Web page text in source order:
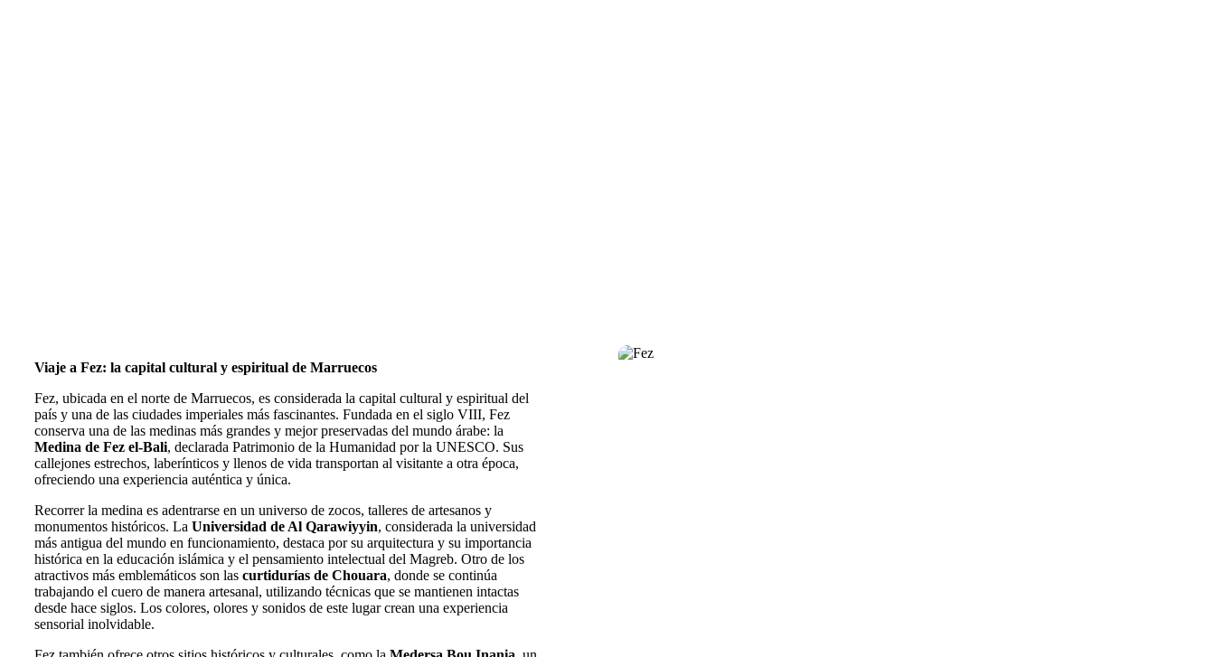
Viaje a Fez: la capital cultural y espiritual de Marruecos
Fez, ubicada en el norte de Marruecos, es considerada la capital cultural y espiritual del
país y una de las ciudades imperiales más fascinantes. Fundada en el siglo VIII, Fez
conserva una de las medinas más grandes y mejor preservadas del mundo árabe: la
Medina de Fez el-Bali, declarada Patrimonio de la Humanidad por la UNESCO. Sus
callejones estrechos, laberínticos y llenos de vida transportan al visitante a otra época,
ofreciendo una experiencia auténtica y única.
Recorrer la medina es adentrarse en un universo de zocos, talleres de artesanos y
monumentos históricos. La Universidad de Al Qarawiyyin, considerada la universidad
más antigua del mundo en funcionamiento, destaca por su arquitectura y su importancia
histórica en la educación islámica y el pensamiento intelectual del Magreb. Otro de los
atractivos más emblemáticos son las curtidurías de Chouara, donde se continúa
trabajando el cuero de manera artesanal, utilizando técnicas que se mantienen intactas
desde hace siglos. Los colores, olores y sonidos de este lugar crean una experiencia
sensorial inolvidable.